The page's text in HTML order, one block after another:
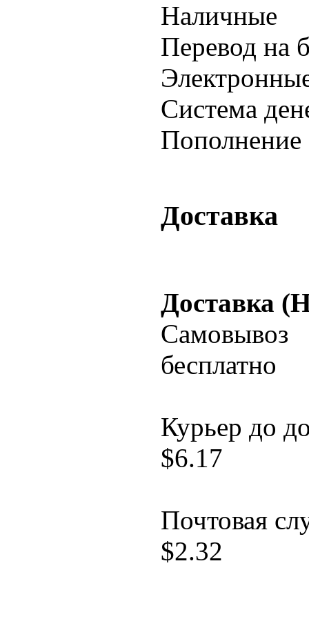
Наличные
Перевод на
Система
Пополнение
Доставка
Доставка
Самовывоз
бесплатно
Курьер до
$6.17
Почтовая
$2.32